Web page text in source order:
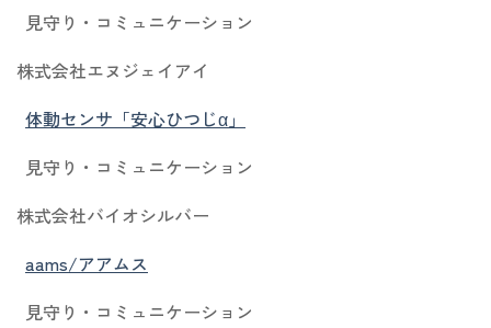
見守り・コミュニケーション
株式会社エヌジェイアイ
体動センサ「安心ひつじα」
見守り・コミュニケーション
株式会社バイオシルバー
aams/アアムス
見守り・コミュニケーション